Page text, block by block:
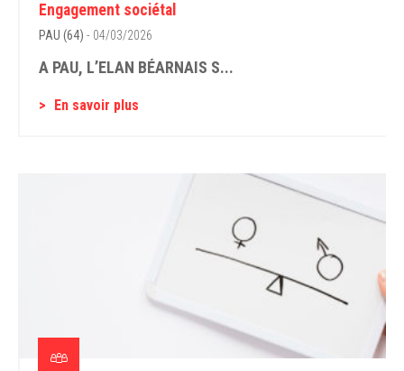
Engagement sociétal
PAU (64) - 04/03/2026
A PAU, L’ELAN BÉARNAIS S...
En savoir plus